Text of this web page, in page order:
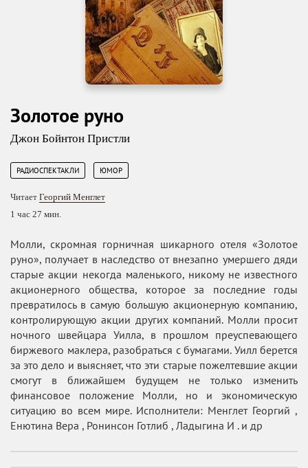
Золотое руно
Джон Бойнтон Пристли
РАДИОСПЕКТАКЛИ ЮМОР
Читает Георгий Менглет
1 час 27 мин.
Молли, скромная горничная шикарного отеля «Золотое
руно», получает в наследство от внезапно умершего дяди
старые акции некогда маленького, никому не известного
акционерного общества, которое за последние годы
превратилось в самую большую акционерную компанию,
контролирующую акции других компаний. Молли просит
ночного швейцара Уилла, в прошлом преуспевающего
биржевого маклера, разобраться с бумагами. Уилл берется
за это дело и выясняет, что эти старые пожелтевшие акции
смогут в ближайшем будущем не только изменить
финансовое положение Молли, но и экономическую
ситуацию во всем мире. Исполнители: Менглет Георгий ,
Енютина Вера , Ронинсон Готлиб , Ладыгина И . и др